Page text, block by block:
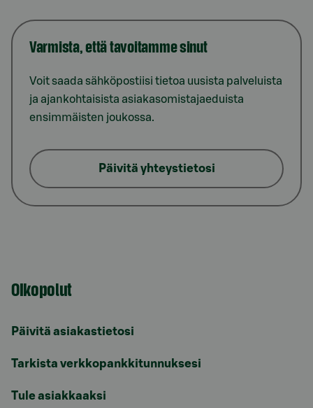
Varmista, että tavoitamme sinut
Voit saada sähköpostiisi tietoa uusista palveluista
ja ajankohtaisista asiakasomistajaeduista
ensimmäisten joukossa.
Päivitä yhteystietosi
Oikopolut
Päivitä asiakastietosi
Tarkista verkkopankkitunnuksesi
Tule asiakkaaksi